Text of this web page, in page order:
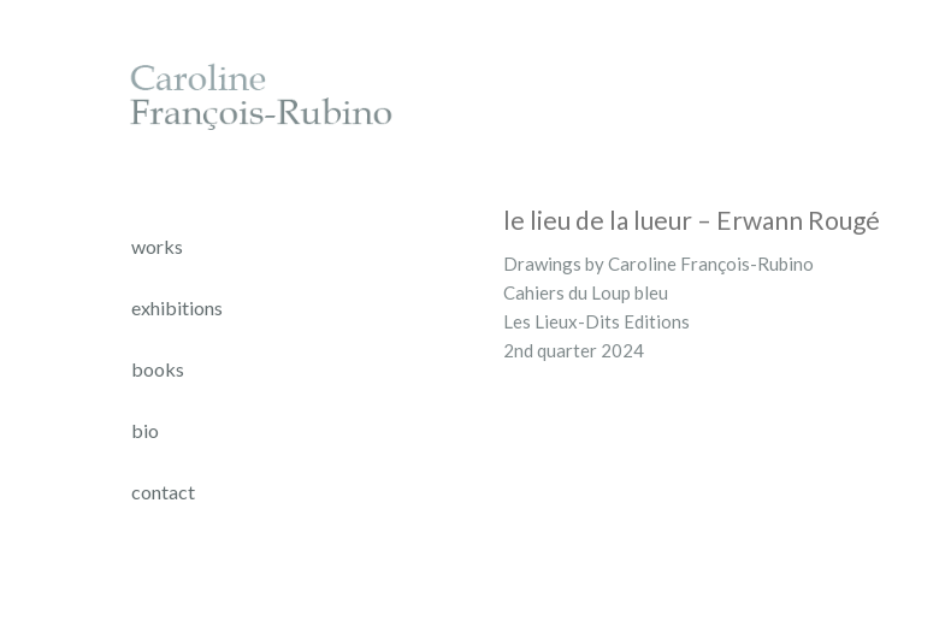
works
exhibitions
books
bio
contact
le lieu de la lueur – Erwann Rougé
Drawings by Caroline François-Rubino
Cahiers du Loup bleu
Les Lieux-Dits Editions
2nd quarter 2024